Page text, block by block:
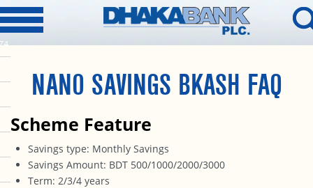
NANO SAVINGS BKASH FAQ
Scheme Feature
Savings type: Monthly Savings
Savings Amount: BDT 500/1000/2000/3000
Term: 2/3/4 years